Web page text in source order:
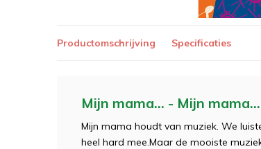
Productomschrijving Specificaties
Mijn mama… - Mijn
Mijn mama houdt van muziek. We
heel hard mee.Maar de mooiste